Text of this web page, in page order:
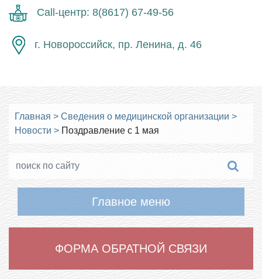
Call-центр: 8(8617) 67-49-56
г. Новороссийск, пр. Ленина, д. 46
Главная > Сведения о медицинской организации >
Новости > Поздравление с 1 мая
Главное меню
ФОРМА ОБРАТНОЙ СВЯЗИ